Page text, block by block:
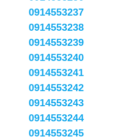
0914553237
0914553238
0914553239
0914553240
0914553241
0914553242
0914553243
0914553244
0914553245